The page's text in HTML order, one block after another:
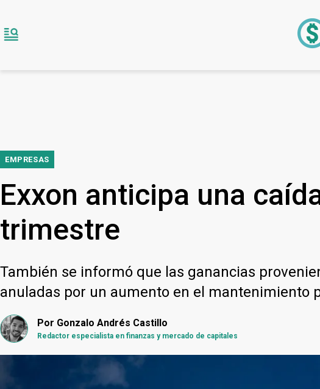
EMPRESAS
Exxon anticipa una
trimestre
También se informó que las ganancias
anuladas por un aumento en el mantenimiento
Por Gonzalo Andrés Castillo
Redactor especialista en finanzas y mercado de capitales